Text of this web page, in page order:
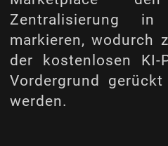
Zentralisierung
markieren, wodurch
der kostenlosen KI-
Vordergrund
werden.